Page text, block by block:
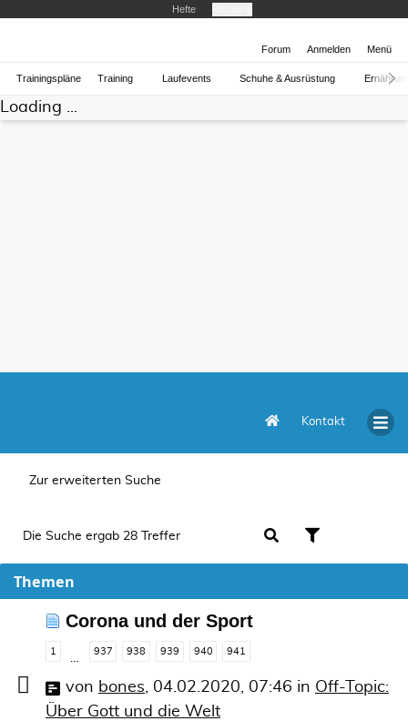
Hefte
Forum Anmelden Menü
Trainingspläne Training Laufevents Schuhe & Ausrüstung
Loading ...
Kontakt
Zur erweiterten Suche
Die Suche ergab 28 Treffer
Themen
Corona und der Sport
1 937 938 939 940 941
von bones 04.02.2020, 07:46 in Off-Topic:
Über Gott und die Welt